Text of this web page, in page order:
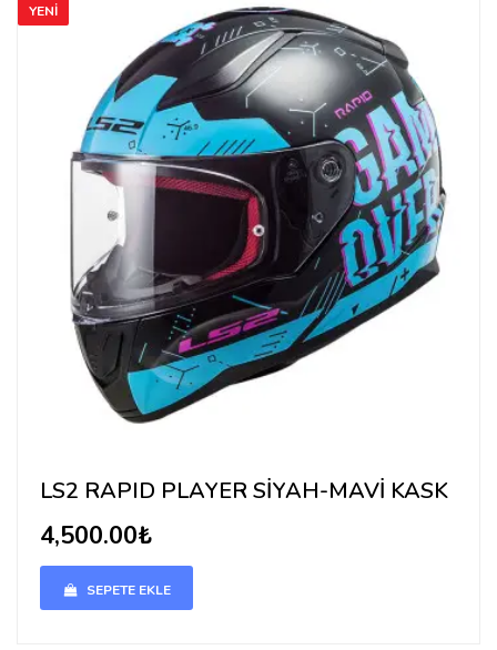
YENİ
LS2 RAPID PLAYER SİYAH-MAVİ KASK
4,500.00₺
SEPETE EKLE